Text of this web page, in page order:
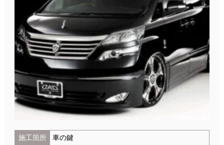
施工箇所 車の鍵